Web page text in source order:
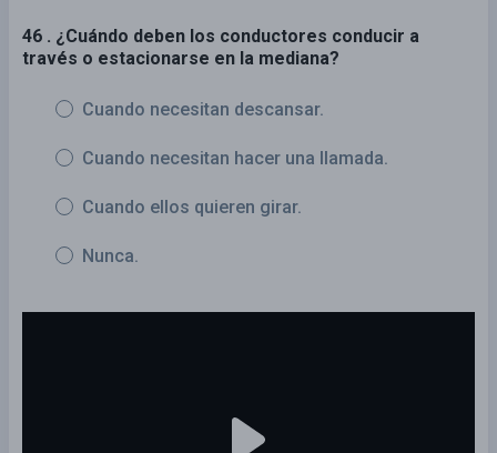
46 . ¿Cuándo deben los conductores conducir a
través o estacionarse en la mediana?
Cuando necesitan descansar.
Cuando necesitan hacer una llamada.
Cuando ellos quieren girar.
Nunca.